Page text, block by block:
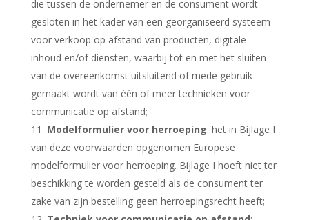
die tussen de ondernemer en de consument wordt
gesloten in het kader van een georganiseerd systeem
voor verkoop op afstand van producten, digitale
inhoud en/of diensten, waarbij tot en met het sluiten
van de overeenkomst uitsluitend of mede gebruik
gemaakt wordt van één of meer technieken voor
communicatie op afstand;
Modelformulier voor herroeping: het in Bijlage I
van deze voorwaarden opgenomen Europese
modelformulier voor herroeping. Bijlage I hoeft niet ter
beschikking te worden gesteld als de consument ter
zake van zijn bestelling geen herroepingsrecht heeft;